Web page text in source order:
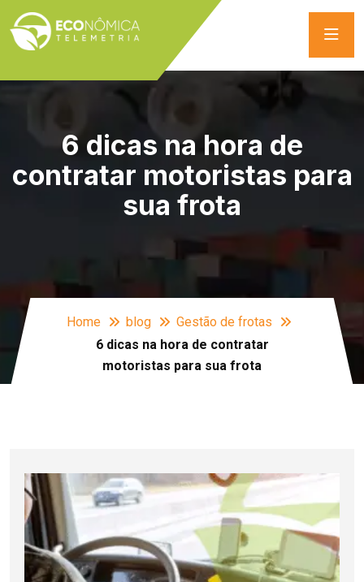
6 dicas na hora de
contratar motoristas para
sua frota
Home blog
Gestão de frotas
6 dicas na hora de contratar
motoristas para sua frota